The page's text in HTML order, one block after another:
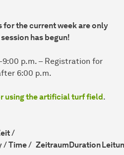
the current week are only
has begun!
p.m. – Registration for
6:00 p.m.
using the artificial turf field.
/
/ Time / ZeitraumDuration